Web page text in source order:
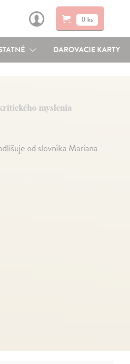
0 ks
DAROVACIE KARTY
myslenia
od slovníka Mariana